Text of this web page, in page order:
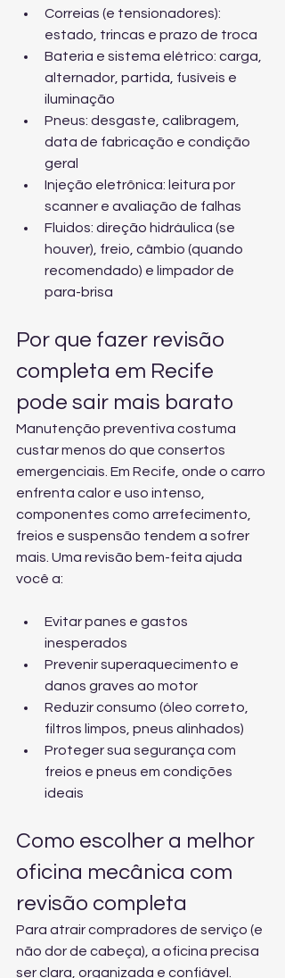
Correias (e tensionadores):
estado, trincas e prazo de troca
Bateria e sistema elétrico: carga,
alternador, partida, fusíveis e
iluminação
Pneus: desgaste, calibragem,
data de fabricação e condição
geral
Injeção eletrônica: leitura por
scanner e avaliação de falhas
Fluidos: direção hidráulica (se
houver), freio, câmbio (quando
recomendado) e limpador de
para-brisa
Por que fazer revisão
completa em Recife
pode sair mais barato
Manutenção preventiva costuma
custar menos do que consertos
emergenciais. Em Recife, onde o carro
enfrenta calor e uso intenso,
componentes como arrefecimento,
freios e suspensão tendem a sofrer
mais. Uma revisão bem-feita ajuda
você a:
Evitar panes e gastos
inesperados
Prevenir superaquecimento e
danos graves ao motor
Reduzir consumo (óleo correto,
filtros limpos, pneus alinhados)
Proteger sua segurança com
freios e pneus em condições
ideais
Como escolher a melhor
oficina mecânica com
revisão completa
Para atrair compradores de serviço (e
não dor de cabeça), a oficina precisa
ser clara, organizada e confiável.